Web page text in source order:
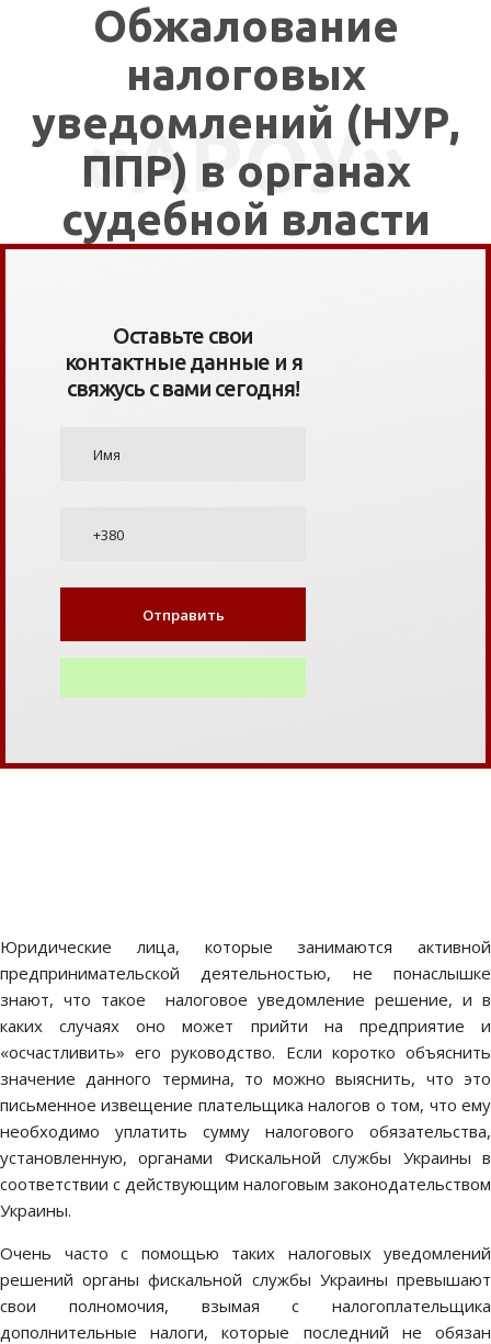
Обжалование
налоговых
уведомлений (НУР,
ППР) в органах
судебной власти
«АРОУ»
Оставьте свои
контактные данные и я
свяжусь с вами сегодня!
Юридические лица, которые занимаются активной
предпринимательской деятельностью, не понаслышке
знают, что такое налоговое уведомление решение, и в
каких случаях оно может прийти на предприятие и
«осчастливить» его руководство. Если коротко объяснить
значение данного термина, то можно выяснить, что это
письменное извещение плательщика налогов о том, что ему
необходимо уплатить сумму налогового обязательства,
установленную, органами Фискальной службы Украины в
соответствии с действующим налоговым законодательством
Украины.
Очень часто с помощью таких налоговых уведомлений
решений органы фискальной службы Украины превышают
свои полномочия, взымая с налогоплательщика
дополнительные налоги, которые последний не обязан